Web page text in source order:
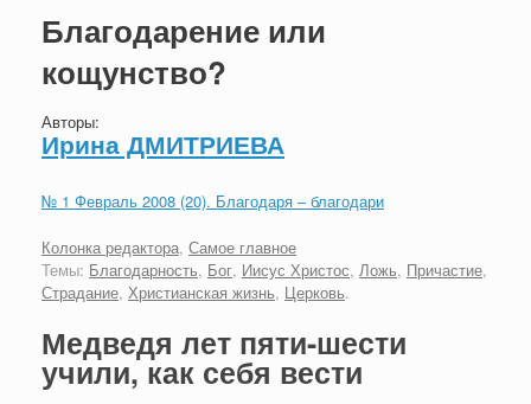
Благодарение или
кощунство?
Авторы:
Ирина ДМИТРИЕВА
№ 1 Февраль 2008 (20). Благодаря – благодари
Колонка редактора, Самое главное
Темы: Благодарность, Бог, Иисус Христос, Ложь, Причастие,
Страдание, Христианская жизнь, Церковь.
Медведя лет пяти-шести
учили, как себя вести